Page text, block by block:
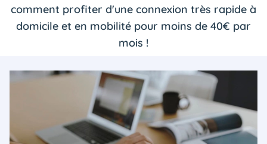
comment profiter d'une connexion très rapide à
domicile et en mobilité pour moins de 40€ par
mois !